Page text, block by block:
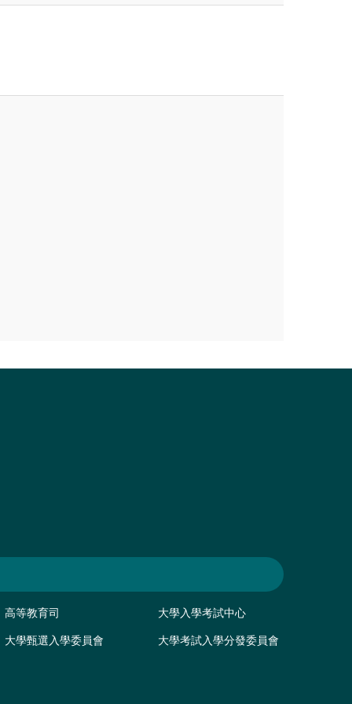
高等教育司 大學入學考試中心
大學甄選入學委員會 大學考試入學分發委員會